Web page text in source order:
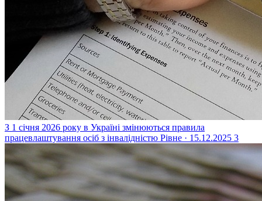
З 1 січня 2026 року в Україні змінюються правила
працевлаштування осіб з інвалідністю Рівне · 15.12.2025 3